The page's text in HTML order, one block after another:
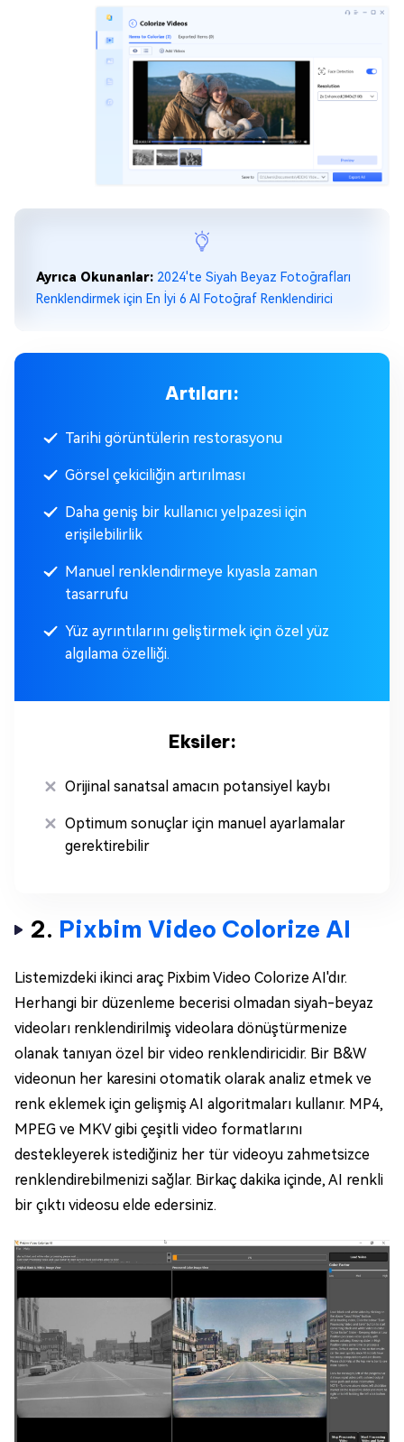
Ayrıca Okunanlar: 2024'te Siyah Beyaz Fotoğrafları
Renklendirmek için En İyi 6 AI Fotoğraf Renklendirici
Artıları:
Tarihi görüntülerin restorasyonu
Görsel çekiciliğin artırılması
Daha geniş bir kullanıcı yelpazesi için
erişilebilirlik
Manuel renklendirmeye kıyasla zaman
tasarrufu
Yüz ayrıntılarını geliştirmek için özel yüz
algılama özelliği.
Eksiler:
Orijinal sanatsal amacın potansiyel kaybı
Optimum sonuçlar için manuel ayarlamalar
gerektirebilir
2. Pixbim Video Colorize AI
Listemizdeki ikinci araç Pixbim Video Colorize AI'dır.
Herhangi bir düzenleme becerisi olmadan siyah-beyaz
videoları renklendirilmiş videolara dönüştürmenize
olanak tanıyan özel bir video renklendiricidir. Bir B&W
videonun her karesini otomatik olarak analiz etmek ve
renk eklemek için gelişmiş AI algoritmaları kullanır. MP4,
MPEG ve MKV gibi çeşitli video formatlarını
destekleyerek istediğiniz her tür videoyu zahmetsizce
renklendirebilmenizi sağlar. Birkaç dakika içinde, AI renkli
bir çıktı videosu elde edersiniz.